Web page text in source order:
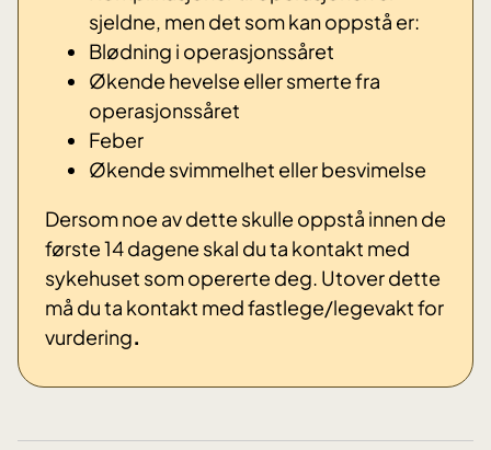
sjeldne, men det som kan oppstå er:
Blødning i operasjonssåret
Økende hevelse eller smerte fra
operasjonssåret
Feber
Økende svimmelhet eller besvimelse
Dersom noe av dette skulle oppstå innen de
første 14 dagene skal du ta kontakt med
sykehuset som opererte deg. Utover dette
må du ta kontakt med fastlege/legevakt for
vurdering.